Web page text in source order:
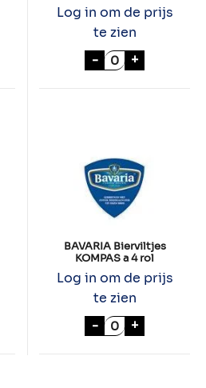
pak a 20 st aantal
Log in om de prijs
te zien
- BAVARIA
+
BASIC 100 stuks aantal
BAVARIA Bierviltjes
KOMPAS a 4 rol
Log in om de prijs
te zien
- BAVARIA
+